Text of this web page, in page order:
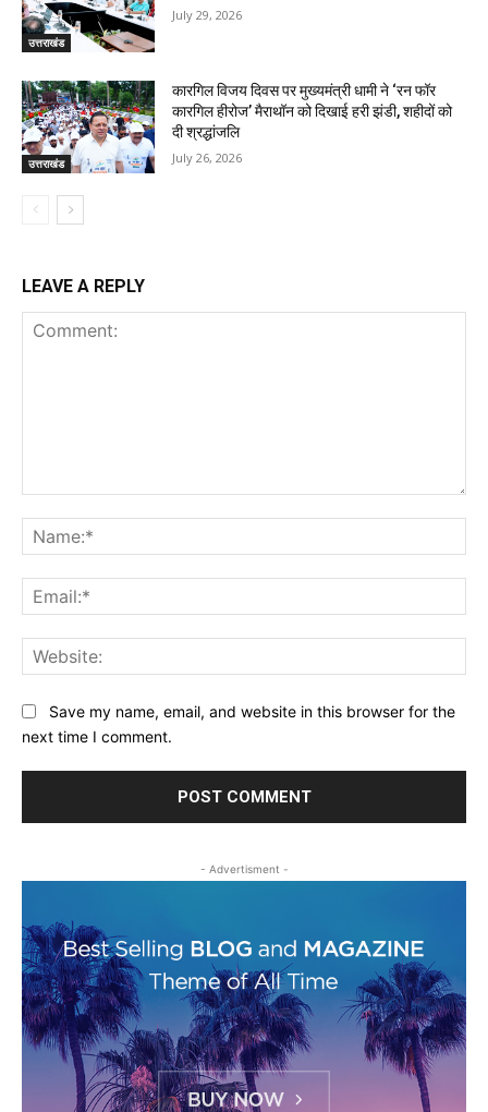
उत्तराखंड
July 29, 2026
उत्तराखंड
कारगिल विजय दिवस पर मुख्यमंत्री धामी ने ‘रन फॉर
कारगिल हीरोज’ मैराथॉन को दिखाई हरी झंडी, शहीदों को
दी श्रद्धांजलि
July 26, 2026
LEAVE A REPLY
Save my name, email, and website in this browser for the
next time I comment.
- Advertisment -